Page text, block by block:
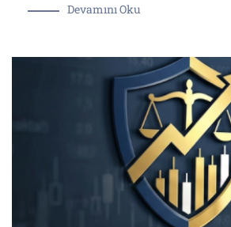
Devamını Oku